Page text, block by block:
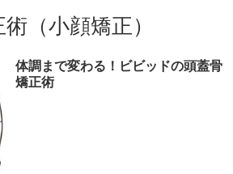
（小顔矯正）
体調まで変わる！ビビッドの頭蓋骨
矯正術